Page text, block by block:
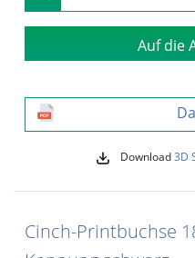
Auf die
Download3D
Cinch-Printbuchse